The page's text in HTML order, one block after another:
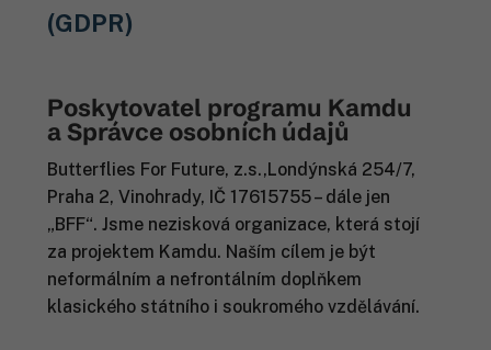
(GDPR)
Poskytovatel programu Kamdu
a Správce osobních údajů
Butterflies For Future, z.s.,Londýnská 254/7,
Praha 2, Vinohrady, IČ 17615755 – dále jen
„BFF“. Jsme nezisková organizace, která stojí
za projektem Kamdu. Naším cílem je být
neformálním a nefrontálním doplňkem
klasického státního i soukromého vzdělávání.